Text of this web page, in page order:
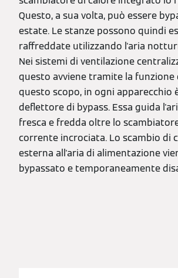
Questo, a sua volta, può essere
estate. Le stanze possono quindi
raffreddate utilizzando l'aria
Nei sistemi di ventilazione
questo avviene tramite la funzione
questo scopo, in ogni apparecchio
deflettore di bypass. Essa guida
fresca e fredda oltre lo
corrente incrociata. Lo scambio di
esterna all'aria di alimentazione
bypassato e temporaneamente